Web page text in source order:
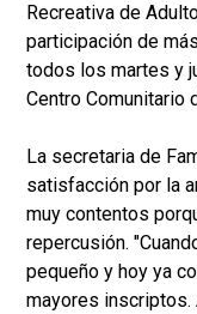
Recreativa de
participación de
todos los martes y
Centro Comunitario
La secretaria de
satisfacción por la
muy contentos
repercusión.
pequeño y hoy ya
mayores inscriptos.